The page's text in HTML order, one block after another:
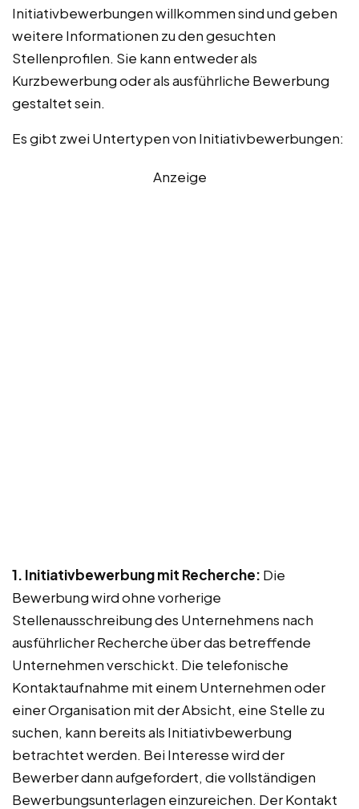
Initiativbewerbungen willkommen sind und geben
weitere Informationen zu den gesuchten
Stellenprofilen. Sie kann entweder als
Kurzbewerbung oder als ausführliche Bewerbung
gestaltet sein.
Es gibt zwei Untertypen von Initiativbewerbungen:
Anzeige
1. Initiativbewerbung mit Recherche: Die
Bewerbung wird ohne vorherige
Stellenausschreibung des Unternehmens nach
ausführlicher Recherche über das betreffende
Unternehmen verschickt. Die telefonische
Kontaktaufnahme mit einem Unternehmen oder
einer Organisation mit der Absicht, eine Stelle zu
suchen, kann bereits als Initiativbewerbung
betrachtet werden. Bei Interesse wird der
Bewerber dann aufgefordert, die vollständigen
Bewerbungsunterlagen einzureichen. Der Kontakt